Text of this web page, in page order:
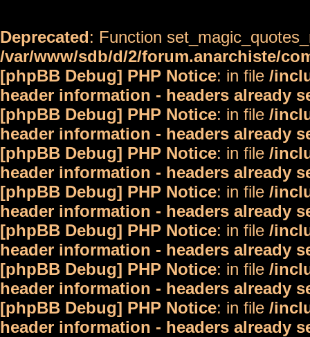
Deprecated: Function
/var/www/sdb/d/2/forum.anarchiste/
[phpBB Debug] PHP Notice: in file /
header information - headers already
[phpBB Debug] PHP Notice: in file /
header information - headers already
[phpBB Debug] PHP Notice: in file /
header information - headers already
[phpBB Debug] PHP Notice: in file /
header information - headers already
[phpBB Debug] PHP Notice: in file /
header information - headers already
[phpBB Debug] PHP Notice: in file /
header information - headers already
[phpBB Debug] PHP Notice: in file /
header information - headers already